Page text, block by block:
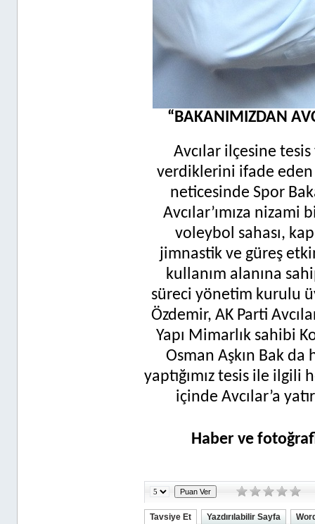
“BAKANIMIZDAN
Avcılar ilçesine
verdiklerini ifade eden
neticesinde Spor
Avcılar’ımıza
voleybol sahası,
jimnastik ve güreş
kullanım alanına
süreci yönetim kurulu
Özdemir, AK Parti
Yapı Mimarlık sahibi
Osman Aşkın Bak
yaptığımız tesis ile ilgili
içinde Avcılar’a
Haber ve
Tavsiye Et Yazdırılabilir Sayfa